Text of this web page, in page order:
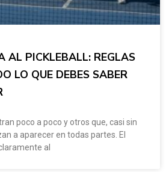
AL PICKLEBALL: REGLAS
LO QUE DEBES SABER
poco a poco y otros que, casi sin
a aparecer en todas partes. El
al